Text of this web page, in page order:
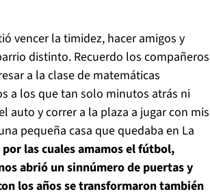
vencer la timidez, hacer amigos y
distinto. Recuerdo los compañeros
a la clase de matemáticas
a los que tan solo minutos atrás ni
auto y correr a la plaza a jugar con mis
pequeña casa que quedaba en La
por las cuales amamos el fútbol,
abrió un sinnúmero de puertas y
los años se transformaron también